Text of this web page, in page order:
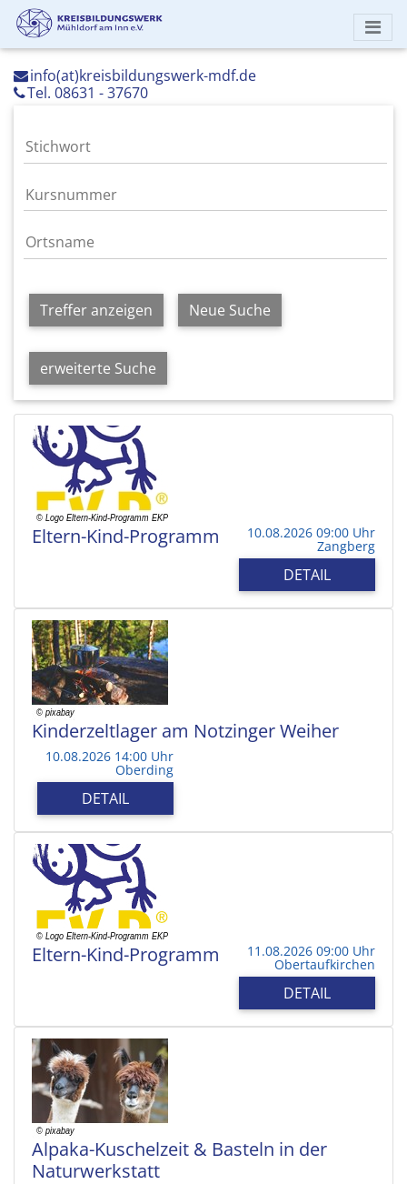
info(at)kreisbildungswerk-mdf.de
Tel. 08631 - 37670
Treffer anzeigen Neue Suche
erweiterte Suche
Eltern-Kind-Programm 10.08.2026 09:00 Uhr
Zangberg
DETAIL
Kinderzeltlager am Notzinger Weiher
10.08.2026 14:00 Uhr
Oberding
DETAIL
Eltern-Kind-Programm 11.08.2026 09:00 Uhr
Obertaufkirchen
DETAIL
Alpaka-Kuschelzeit & Basteln in der
Naturwerkstatt